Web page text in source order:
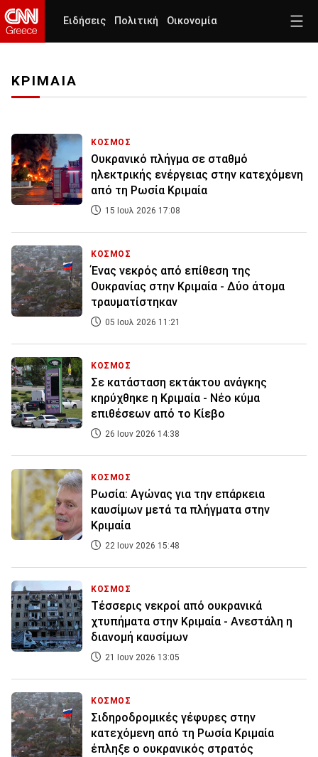
Ειδήσεις Πολιτική Οικονομία
ΚΡΙΜΑΙΑ
ΚΟΣΜΟΣ
Ουκρανικό πλήγμα σε σταθμό
ηλεκτρικής ενέργειας στην κατεχόμενη
από τη Ρωσία Κριμαία
15 Ιουλ 2026 17:08
ΚΟΣΜΟΣ
Ένας νεκρός από επίθεση της
Ουκρανίας στην Κριμαία - Δύο άτομα
τραυματίστηκαν
05 Ιουλ 2026 11:21
ΚΟΣΜΟΣ
Σε κατάσταση εκτάκτου ανάγκης
κηρύχθηκε η Κριμαία - Νέο κύμα
επιθέσεων από το Κίεβο
26 Ιουν 2026 14:38
ΚΟΣΜΟΣ
Ρωσία: Αγώνας για την επάρκεια
καυσίμων μετά τα πλήγματα στην
Κριμαία
22 Ιουν 2026 15:48
ΚΟΣΜΟΣ
Τέσσερις νεκροί από ουκρανικά
χτυπήματα στην Κριμαία - Ανεστάλη η
διανομή καυσίμων
21 Ιουν 2026 13:05
ΚΟΣΜΟΣ
Σιδηροδρομικές γέφυρες στην
κατεχόμενη από τη Ρωσία Κριμαία
έπληξε ο ουκρανικός στρατός